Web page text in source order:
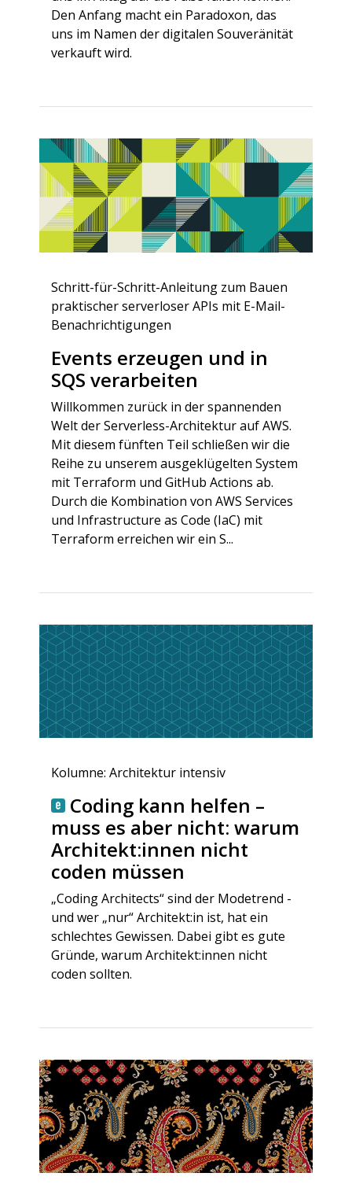
Den Anfang macht ein Paradoxon, das
uns im Namen der digitalen Souveränität
verkauft wird.
Schritt-für-Schritt-Anleitung zum Bauen
praktischer serverloser APIs mit E-Mail-
Benachrichtigungen
Events erzeugen und in
SQS verarbeiten
Willkommen zurück in der spannenden
Welt der Serverless-Architektur auf AWS.
Mit diesem fünften Teil schließen wir die
Reihe zu unserem ausgeklügelten System
mit Terraform und GitHub Actions ab.
Durch die Kombination von AWS Services
und Infrastructure as Code (IaC) mit
Terraform erreichen wir ein S...
Kolumne: Architektur intensiv
Coding kann helfen –
muss es aber nicht: warum
Architekt:innen nicht
coden müssen
„Coding Architects“ sind der Modetrend -
und wer „nur“ Architekt:in ist, hat ein
schlechtes Gewissen. Dabei gibt es gute
Gründe, warum Architekt:innen nicht
coden sollten.